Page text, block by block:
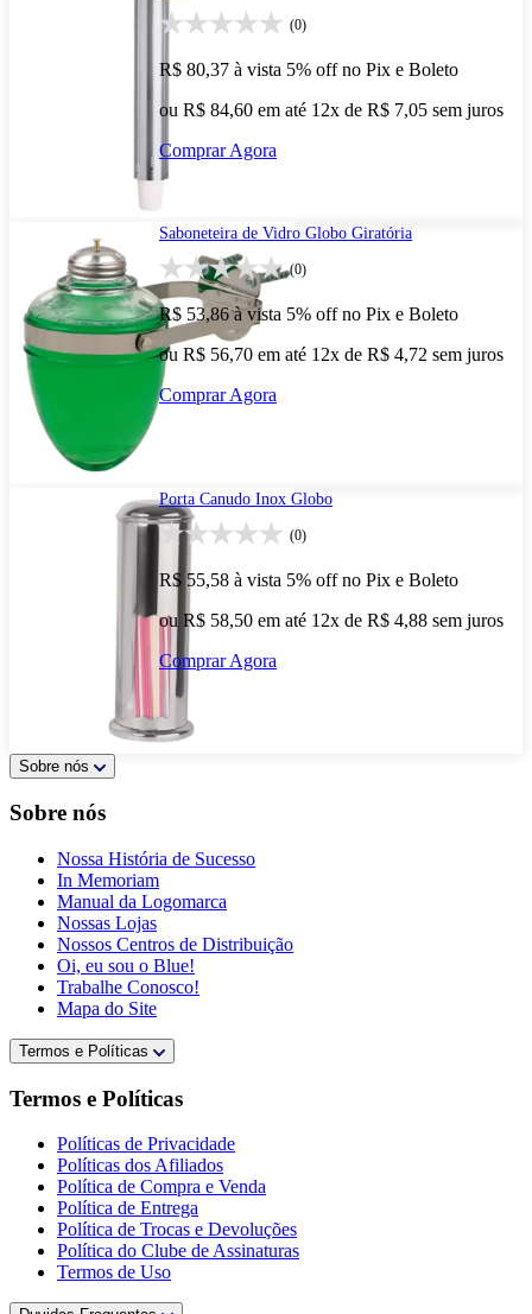
(0)
R$ 80,37 à vista 5% off no Pix e Boleto
ou R$ 84,60 em até 12x de R$ 7,05 sem juros
Comprar Agora
Saboneteira de Vidro Globo Giratória
(0)
R$ 53,86 à vista 5% off no Pix e Boleto
ou R$ 56,70 em até 12x de R$ 4,72 sem juros
Comprar Agora
Porta Canudo Inox Globo
(0)
R$ 55,58 à vista 5% off no Pix e Boleto
ou R$ 58,50 em até 12x de R$ 4,88 sem juros
Comprar Agora
Sobre nós
Sobre nós
Nossa História de Sucesso
In Memoriam
Manual da Logomarca
Nossas Lojas
Nossos Centros de Distribuição
Oi, eu sou o Blue!
Trabalhe Conosco!
Mapa do Site
Termos e Políticas
Termos e Políticas
Políticas de Privacidade
Políticas dos Afiliados
Política de Compra e Venda
Política de Entrega
Política de Trocas e Devoluções
Política do Clube de Assinaturas
Termos de Uso